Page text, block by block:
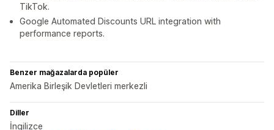
TikTok.
Google Automated Discounts URL integration with
performance reports.
Benzer mağazalarda popüler
Amerika Birleşik Devletleri merkezli
Diller
İngilizce